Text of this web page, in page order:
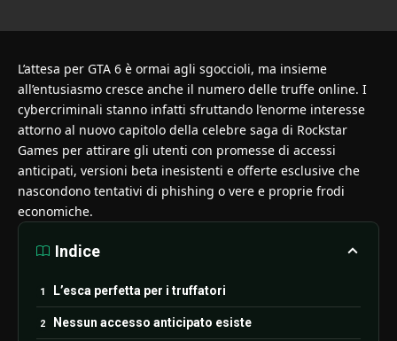
L’attesa per GTA 6 è ormai agli sgoccioli, ma insieme
all’entusiasmo cresce anche il numero delle truffe online. I
cybercriminali stanno infatti sfruttando l’enorme interesse
attorno al nuovo capitolo della celebre saga di Rockstar
Games per attirare gli utenti con promesse di accessi
anticipati, versioni beta inesistenti e offerte esclusive che
nascondono tentativi di phishing o vere e proprie frodi
economiche.
Indice
L’esca perfetta per i truffatori
Nessun accesso anticipato esiste